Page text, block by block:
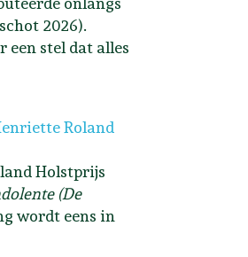
2026).
een stel dat alles
Roland
Holstprijs
(De
wordt eens in